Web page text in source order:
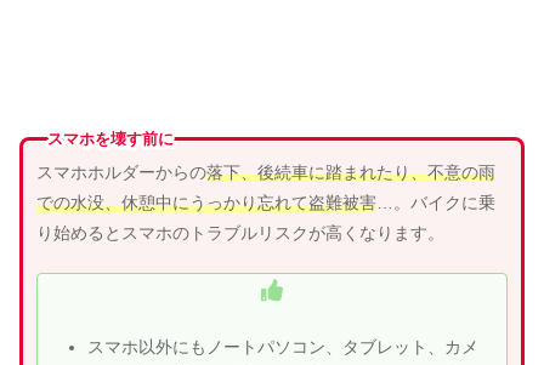
スマホを壊す前に
スマホホルダーからの落下、後続車に踏まれたり、不意の雨
での水没、休憩中にうっかり忘れて盗難被害…。バイクに乗
り始めるとスマホのトラブルリスクが高くなります。
スマホ以外にもノートパソコン、タブレット、カメ